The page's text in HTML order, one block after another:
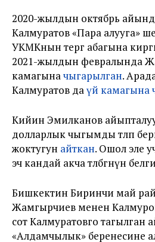
2020-жылдын октябрь
Калмуратов «Пара алууга»
УКМКнын тергөө абагына
2021-жылдын февралында
камагыначыгарылган.
Калмуратов даүй камагына
Кийин Эмилканов
долларлык чыгымды төлөп
жоктугун айткан. Ошол эле
эч кандай акча төлөбөгөнүн
Бишкектин Биринчи май
Жамгырчиев менен
сот Калмуратовго тагылган
«Алдамчылык» беренесине